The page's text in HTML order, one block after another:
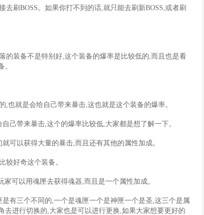
刷BOSS。如果你打不到的话,就只能去刷新BOSS,或者刷
装备不是特别好,这个装备的爆率是比较低的,而且也是看
。
也就是会给自己带来暴击,这也就是这个装备的爆率。
己带来暴击,这个的爆率比较低,大家都是想了解一下。
可以获得大量的暴击,而且还有其他的属性加成。
好奇这个装备。
可以用魂匣去获得魂器,而且是一个属性加成。
有三个不同的,一个是魂匣一个是神匣一个是圣,这三个是属
进行切换的,大家也是可以进行更换,如果大家想要更好的